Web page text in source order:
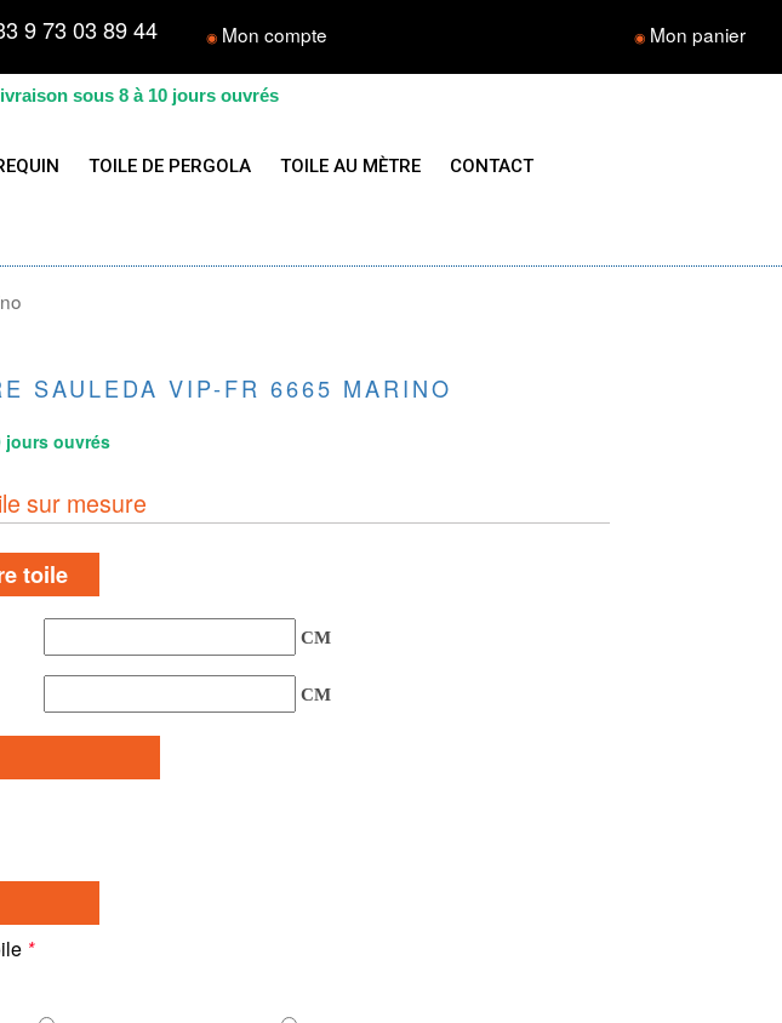
9 73 03 89 44 ◉ Mon compte ◉ Mon panier
sous 8 à 10 jours ouvrés
TOILE DE PERGOLA TOILE AU MÈTRE CONTACT
SAULEDA VIP-FR 6665 MARINO
jours ouvrés
sur mesure
toile
CM
CM
*